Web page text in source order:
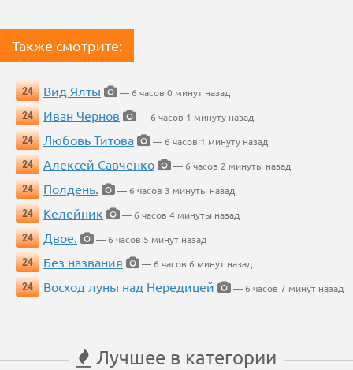
Также смотрите:
24 Вид Ялты
— 6 часов 0 минут назад
24
Иван Чернов
— 6 часов 1 минуту назад
24
Любовь Титова
— 6 часов 1 минуту назад
24
Алексей Савченко
— 6 часов 2 минуты назад
24
Полдень.
— 6 часов 3 минуты назад
24
Келейник
— 6 часов 4 минуты назад
24
Двое.
— 6 часов 5 минут назад
24
Без названия
— 6 часов 6 минут назад
24
Восход луны над Нередицей — 6 часов 7 минут назад
Лучшее в категории